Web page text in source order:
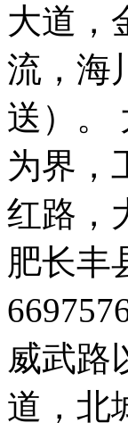
大道，
流，海
送）。
为界，
红路，
肥长丰
威武路
道，北